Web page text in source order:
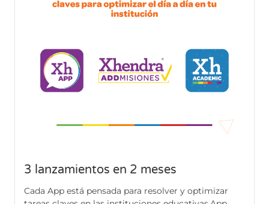
3 lanzamientos en 2 meses
Cada App está pensada para resolver y optimizar